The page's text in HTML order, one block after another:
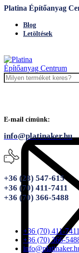
Platina Építőanyag
Blog
Letöltések
E-mail címünk:
info@platinaker.hu
+36 (28) 547-615
+36 (70) 411-7411
+36 (70) 366-5488
+36 (70) 411-7411
+36 (70) 366-